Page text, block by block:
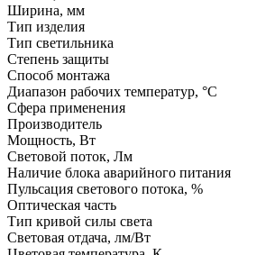
Ширина, мм
Тип изделия
Тип светильника
Степень защиты
Способ монтажа
Диапазон рабочих температур, °C
Сфера применения
Производитель
Мощность, Вт
Световой поток, Лм
Наличие блока аварийного питания
Пульсация светового потока, %
Оптическая часть
Тип кривой силы света
Световая отдача, лм/Вт